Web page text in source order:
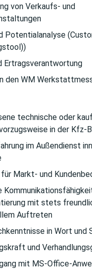
von Verkaufs- und
Potentialanalyse
Ertragsverantwortung
den WM
technische oder
in der Kfz-
im Außendienst
Markt- und
mit stets
Auftreten
in Wort und
und
mit MS-Office-